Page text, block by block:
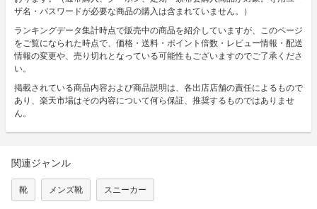
ザ名・パスワードが必要な商品の購入は含まれていません。）
ランキングデータ集計時点で販売中の商品を紹介していますが、このページ
をご覧になられた時点で、価格・送料・ポイント倍数・レビュー情報・配送
情報の変更や、売り切れとなっている可能性もございますのでご了承くださ
い。
掲載されている商品内容および商品説明は、各出店店舗の責任によるもので
あり、楽天市場はその内容について何ら保証、推奨するものではありませ
ん。
関連ジャンル
靴 メンズ靴 スニーカー